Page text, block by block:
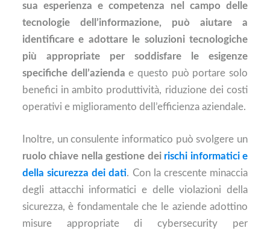
sua esperienza e competenza nel campo delle
tecnologie dell’informazione, può aiutare a
identificare e adottare le soluzioni tecnologiche
più appropriate per soddisfare le esigenze
specifiche dell’azienda e questo può portare solo
benefici in ambito produttività, riduzione dei costi
operativi e miglioramento dell’efficienza aziendale.
Inoltre, un consulente informatico può svolgere un
ruolo chiave nella gestione dei rischi informatici e
della sicurezza dei dati. Con la crescente minaccia
degli attacchi informatici e delle violazioni della
sicurezza, è fondamentale che le aziende adottino
misure appropriate di cybersecurity per